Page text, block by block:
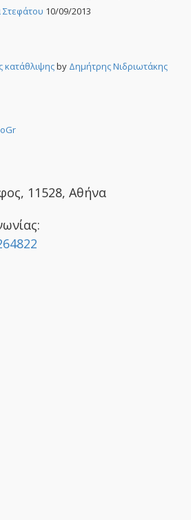
10/09/2013
κατάθλιψηςby Δημήτρης Νιδριωτάκης
11528, Αθήνα